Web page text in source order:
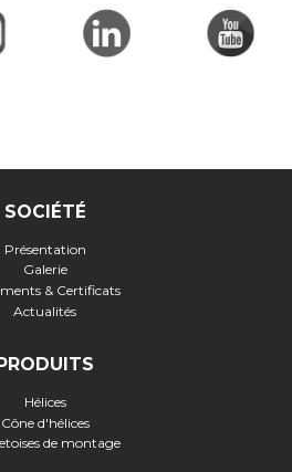
SOCIÉTÉ
Présentation
Galerie
& Certificats
Actualités
PRODUITS
Hélices
Cône d'hélices
de montage